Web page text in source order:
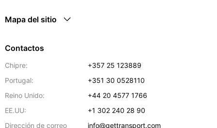
Mapa del sitio
Contactos
Chipre:
+357 25 123889
Portugal:
+351 30 0528110
Reino Unido:
+44 20 4577 1766
EE.UU:
+1 302 240 28 90
Dirección de correo
info@gettransport.com